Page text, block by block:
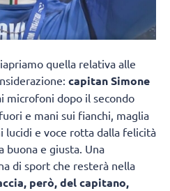
quella relativa alle
capitan Simone
microfoni dopo il secondo
e mani sui fianchi, maglia
lucidi e voce rotta dalla felicità
buona e giusta. Una
di sport che resterà nella
però, del capitano,